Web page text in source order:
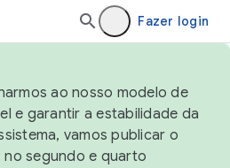
Fazer login
ao nosso modelo de
e garantir a estabilidade da
vamos publicar o
segundo e quarto